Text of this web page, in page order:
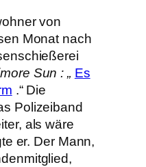
von
Monat nach
Sun : „ Es
.“ Die
Polizeiband
als wäre
er. Der Mann,